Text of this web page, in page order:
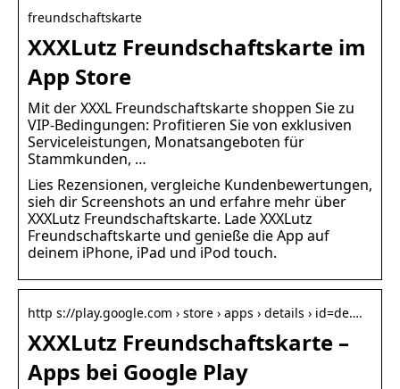
freundschaftskarte
XXXLutz Freundschaftskarte im
App Store
Mit der XXXL Freundschaftskarte shoppen Sie zu
VIP-Bedingungen: Profitieren Sie von exklusiven
Serviceleistungen, Monatsangeboten für
Stammkunden, …
Lies Rezensionen, vergleiche Kundenbewertungen,
sieh dir Screenshots an und erfahre mehr über
XXXLutz Freundschaftskarte. Lade XXXLutz
Freundschaftskarte und genieße die App auf
deinem iPhone, iPad und iPod touch.
http s://play.google.com › store › apps › details › id=de….
XXXLutz Freundschaftskarte –
Apps bei Google Play